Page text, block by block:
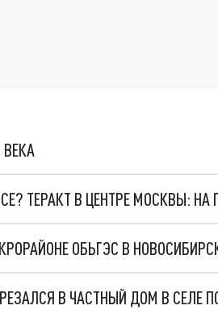
ТЕРАКТ В ЦЕНТРЕ МОСКВЫ:
ВРЕЗАЛСЯ В ЧАСТНЫЙ ДОМ В